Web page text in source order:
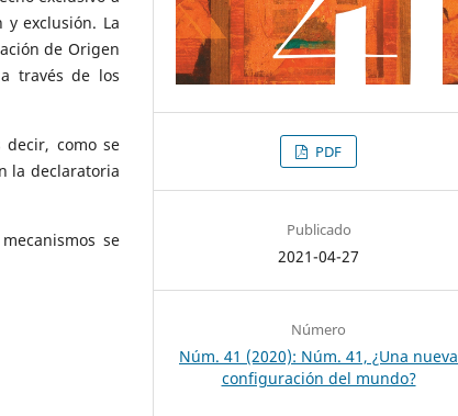
exclusión. La
de Origen
través de los
decir, como se
la declaratoria
se
PDF
Publicado
2021-04-27
Número
Núm. 41 (2020): Núm. 41, ¿Una nueva
configuración del mundo?